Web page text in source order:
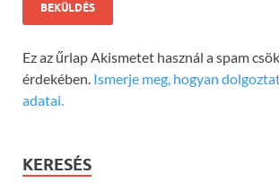
Ez az űrlap Akismetet használ a spam
érdekében. Ismerje meg, hogyan
adatai.
KERESÉS